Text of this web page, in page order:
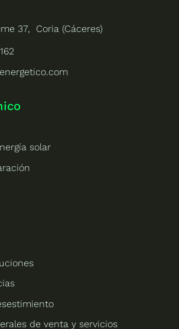
37, Coria (Cáceres)
solar
de venta y servicios